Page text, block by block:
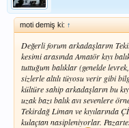
moti demiş ki: ↑
Değerli forum arkadaşlarım
kesimi arasında Amatör kıyı
tuttuğum balıklar (genelde
sizlerle altılı tüyosu verir gibi
kültüre sahip arkadaşların bu
uzak bazı balık avı sevenlere
Tekirdağ Liman ve kıyılarında
kulaçtan nasipleniyorlar.